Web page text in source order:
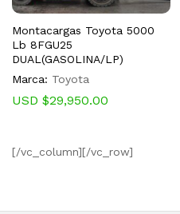
Montacargas Toyota 5000
Lb 8FGU25
DUAL(GASOLINA/LP)
Marca: Toyota
USD $29,950.00
[/vc_column][/vc_row]